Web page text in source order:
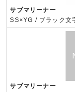
サブマリーナー
SS×YG / ブラック文
サブマリーナー